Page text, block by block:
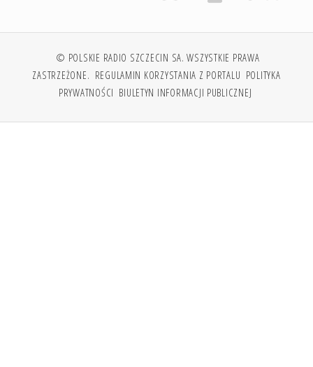
© POLSKIE RADIO SZCZECIN SA. WSZYSTKIE PRAWA
ZASTRZEŻONE. REGULAMIN KORZYSTANIA Z PORTALU POLITYKA
PRYWATNOŚCI BIULETYN INFORMACJI PUBLICZNEJ